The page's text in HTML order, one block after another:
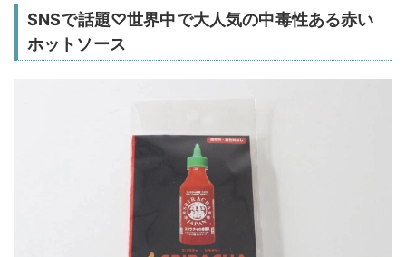
SNSで話題♡世界中で大人気の中毒性ある赤い
ホットソース